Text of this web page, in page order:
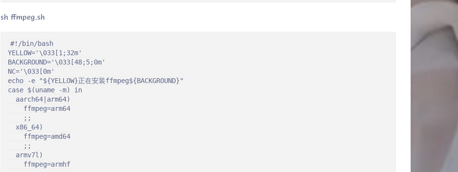
sh ffmpeg.sh
#!/bin/bash
YELLOW='\033[1;32m'
BACKGROUND='\033[48;5;0m'
NC='\033[0m'
echo -e "${YELLOW}正在安装ffmpeg${BACKGROUND}"
case $(uname -m) in
  aarch64|arm64)
    ffmpeg=arm64
    ;;
  x86_64)
    ffmpeg=amd64
    ;;
  armv7l)
    ffmpeg=armhf